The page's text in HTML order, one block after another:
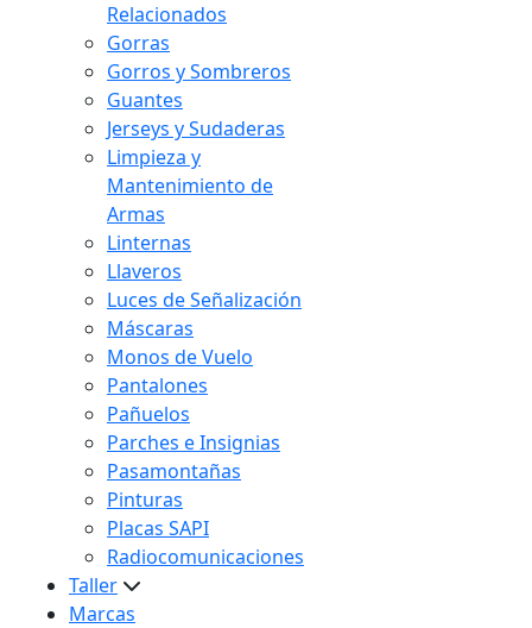
Relacionados
Gorras
Gorros y Sombreros
Guantes
Jerseys y Sudaderas
Limpieza y
Mantenimiento de
Armas
Linternas
Llaveros
Luces de Señalización
Máscaras
Monos de Vuelo
Pantalones
Pañuelos
Parches e Insignias
Pasamontañas
Pinturas
Placas SAPI
Radiocomunicaciones
Taller
Marcas